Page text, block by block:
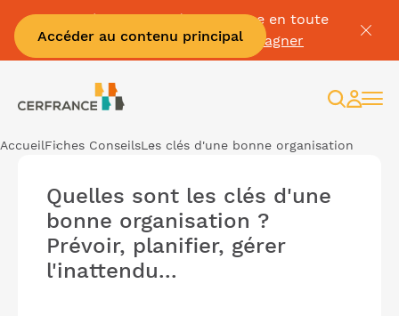
Accéder au contenu principal
Passez à la facture électronique en toute
sérénité :Je me fais accompagner
AccueilFiches ConseilsLes clés d'une bonne organisation
Quelles sont les clés d'une
bonne organisation ?
Prévoir, planifier, gérer
l'inattendu...